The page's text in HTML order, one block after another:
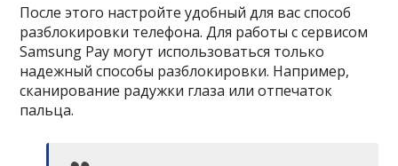
После этого настройте удобный для вас способ
разблокировки телефона. Для работы с сервисом
Samsung Pay могут использоваться только
надежный способы разблокировки. Например,
сканирование радужки глаза или отпечаток
пальца.